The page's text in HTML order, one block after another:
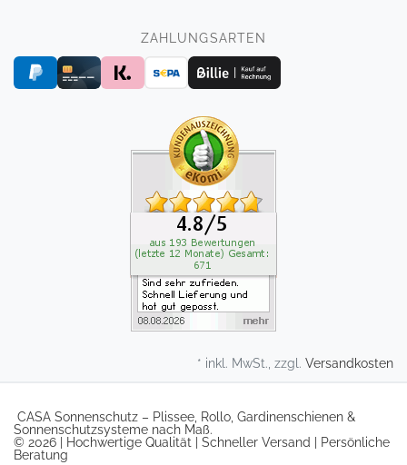
ZAHLUNGSARTEN
* inkl. MwSt., zzgl. Versandkosten
CASA Sonnenschutz – Plissee, Rollo, Gardinenschienen &
Sonnenschutzsysteme nach Maß.
© 2026 | Hochwertige Qualität | Schneller Versand | Persönliche
Beratung